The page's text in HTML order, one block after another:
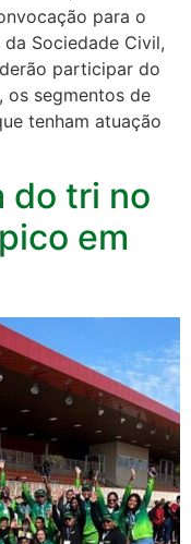
para o
Sociedade Civil,
participar do
os segmentos de
tenham atuação
do tri no
em